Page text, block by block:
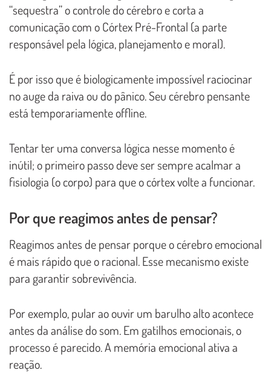
“sequestra” o controle do cérebro e corta a
comunicação com o Córtex Pré-Frontal (a parte
responsável pela lógica, planejamento e moral).
É por isso que é biologicamente impossível raciocinar
no auge da raiva ou do pânico. Seu cérebro pensante
está temporariamente offline.
Tentar ter uma conversa lógica nesse momento é
inútil; o primeiro passo deve ser sempre acalmar a
fisiologia (o corpo) para que o córtex volte a funcionar.
Por que reagimos antes de pensar?
Reagimos antes de pensar porque o cérebro emocional
é mais rápido que o racional. Esse mecanismo existe
para garantir sobrevivência.
Por exemplo, pular ao ouvir um barulho alto acontece
antes da análise do som. Em gatilhos emocionais, o
processo é parecido. A memória emocional ativa a
reação.